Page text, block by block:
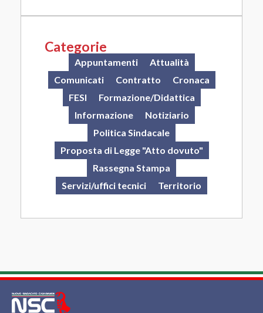
Categorie
Appuntamenti
Attualità
Comunicati
Contratto
Cronaca
FESI
Formazione/Didattica
Informazione
Notiziario
Politica Sindacale
Proposta di Legge "Atto dovuto"
Rassegna Stampa
Servizi/uffici tecnici
Territorio